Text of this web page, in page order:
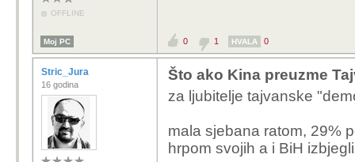
OFFLINE
Moj PC 0 1 HVALA 0
Stric_Jura
16 godina
Što ako Kina preuzme
za ljubitelje tajvanske
mala sjebana ratom, 29%
hrpom svojih a i BiH